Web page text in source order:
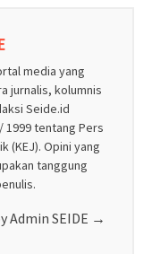
media yang
jurnalis, kolumnis
Seide.id
1999 tentang Pers
(KEJ). Opini yang
tanggung
Admin SEIDE →